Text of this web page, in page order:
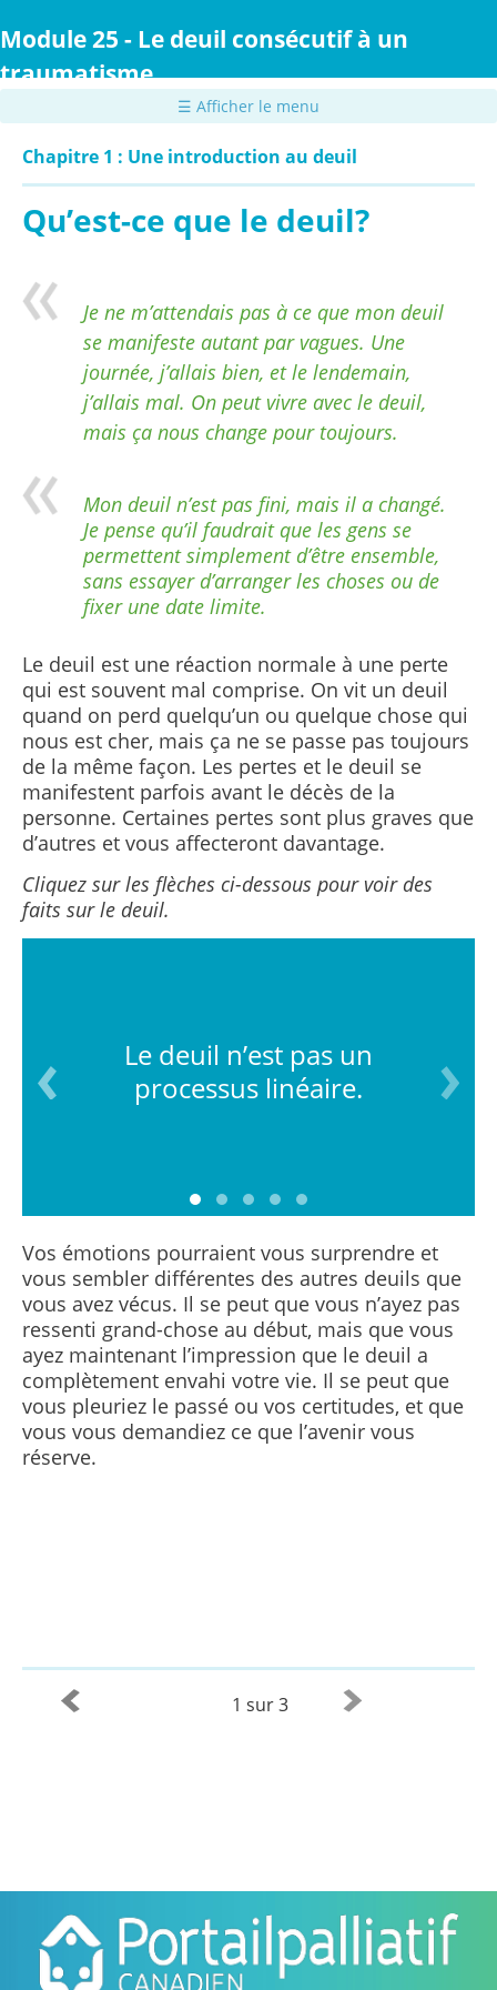
au
principal
Module 25 - Le deuil consécutif à un
traumatisme
☰ Afficher le menu
Chapitre 1 : Une introduction au deuil
Qu’est-ce que le deuil?
Je ne m’attendais pas à ce que mon deuil
se manifeste autant par vagues. Une
journée, j’allais bien, et le lendemain,
j’allais mal. On peut vivre avec le deuil,
mais ça nous change pour toujours.
Mon deuil n’est pas fini, mais il a changé.
Je pense qu’il faudrait que les gens se
permettent simplement d’être ensemble,
sans essayer d’arranger les choses ou de
fixer une date limite.
Le deuil est une réaction normale à une perte
qui est souvent mal comprise. On vit un deuil
quand on perd quelqu’un ou quelque chose qui
nous est cher, mais ça ne se passe pas toujours
de la même façon. Les pertes et le deuil se
manifestent parfois avant le décès de la
personne. Certaines pertes sont plus graves que
d’autres et vous affecteront davantage.
Cliquez sur les flèches ci-dessous pour voir des
faits sur le deuil.
Le deuil n’est pas un
processus linéaire.
Vos émotions pourraient vous surprendre et
vous sembler différentes des autres deuils que
vous avez vécus. Il se peut que vous n’ayez pas
ressenti grand-chose au début, mais que vous
ayez maintenant l’impression que le deuil a
complètement envahi votre vie. Il se peut que
vous pleuriez le passé ou vos certitudes, et que
vous vous demandiez ce que l’avenir vous
réserve.
1 sur 3